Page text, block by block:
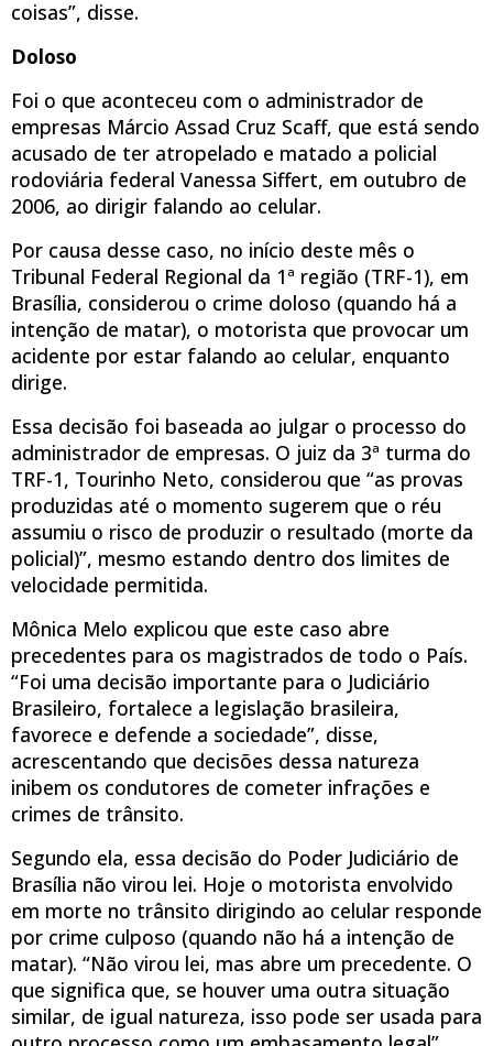
coisas”, disse.
Doloso
Foi o que aconteceu com o administrador de
empresas Márcio Assad Cruz Scaff, que está sendo
acusado de ter atropelado e matado a policial
rodoviária federal Vanessa Siffert, em outubro de
2006, ao dirigir falando ao celular.
Por causa desse caso, no início deste mês o
Tribunal Federal Regional da 1ª região (TRF-1), em
Brasília, considerou o crime doloso (quando há a
intenção de matar), o motorista que provocar um
acidente por estar falando ao celular, enquanto
dirige.
Essa decisão foi baseada ao julgar o processo do
administrador de empresas. O juiz da 3ª turma do
TRF-1, Tourinho Neto, considerou que “as provas
produzidas até o momento sugerem que o réu
assumiu o risco de produzir o resultado (morte da
policial)”, mesmo estando dentro dos limites de
velocidade permitida.
Mônica Melo explicou que este caso abre
precedentes para os magistrados de todo o País.
“Foi uma decisão importante para o Judiciário
Brasileiro, fortalece a legislação brasileira,
favorece e defende a sociedade”, disse,
acrescentando que decisões dessa natureza
inibem os condutores de cometer infrações e
crimes de trânsito.
Segundo ela, essa decisão do Poder Judiciário de
Brasília não virou lei. Hoje o motorista envolvido
em morte no trânsito dirigindo ao celular responde
por crime culposo (quando não há a intenção de
matar). “Não virou lei, mas abre um precedente. O
que significa que, se houver uma outra situação
similar, de igual natureza, isso pode ser usada para